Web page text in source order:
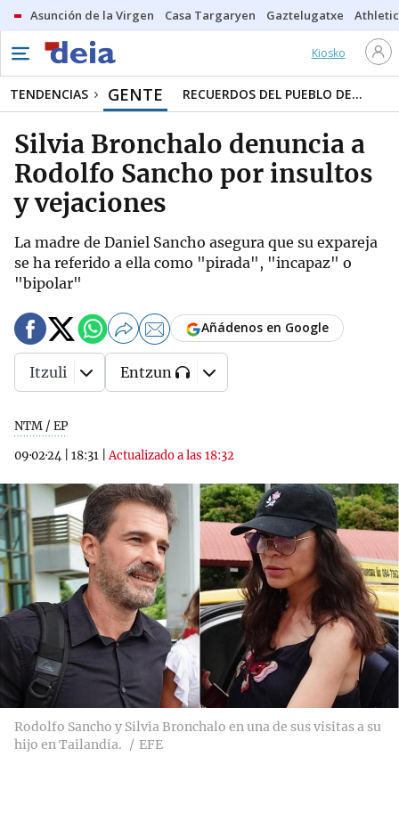
Asunción de la Virgen Casa Targaryen Gaztelugatxe Athletic
Kiosko
TENDENCIAS GENTE RECUERDOS DEL PUEBLO DE...
Silvia Bronchalo denuncia a
Rodolfo Sancho por insultos
y vejaciones
La madre de Daniel Sancho asegura que su expareja
se ha referido a ella como "pirada", "incapaz" o
"bipolar"
NTM / EP
09·02·24
18:31 |Actualizado a las 18:32
Añádenos en Google
Itzuli Entzun
Rodolfo Sancho y Silvia Bronchalo en una de sus visitas a su
hijo en Tailandia.
EFE